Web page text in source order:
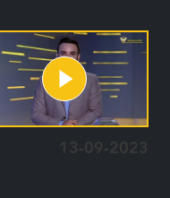
13-09-2023